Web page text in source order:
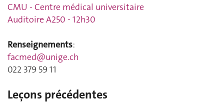
CMU - Centre médical universitaire
Auditoire A250 - 12h30
Renseignements:
facmed@unige.ch
022 379 59 11
Leçons précédentes